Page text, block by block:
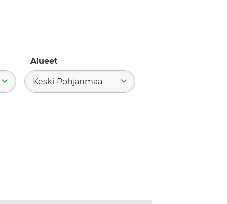
Alueet
Keski-Pohjanmaa